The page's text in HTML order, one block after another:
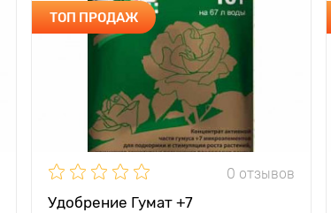
ТОП ПРОДАЖ
0 отзывов
Удобрение Гумат +7